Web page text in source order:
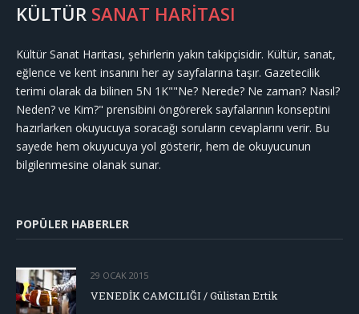
KÜLTÜR SANAT HARİTASI
Kültür Sanat Haritası, şehirlerin yakın takipçisidir. Kültür, sanat,
eğlence ve kent insanını her ay sayfalarına taşır. Gazetecilik
terimi olarak da bilinen 5N 1K""Ne? Nerede? Ne zaman? Nasıl?
Neden? ve Kim?" prensibini öngörerek sayfalarının konseptini
hazırlarken okuyucuya soracağı soruların cevaplarını verir. Bu
sayede hem okuyucuya yol gösterir, hem de okuyucunun
bilgilenmesine olanak sunar.
POPÜLER HABERLER
29 OCAK 2015
VENEDİK CAMCILIĞI / Gülistan Ertik